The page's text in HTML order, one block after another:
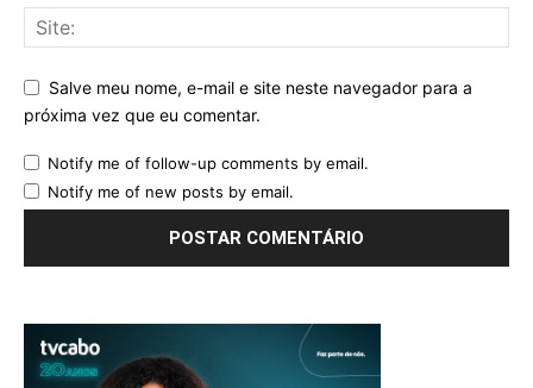
Salve meu nome, e-mail e site neste navegador para a
próxima vez que eu comentar.
Notify me of follow-up comments by email.
Notify me of new posts by email.